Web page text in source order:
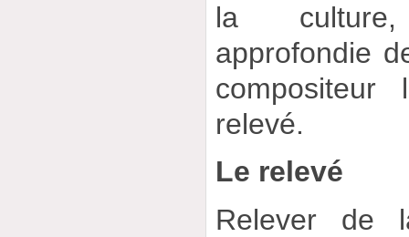
la culture,
approfondie
relevé.
Le relevé
Relever de